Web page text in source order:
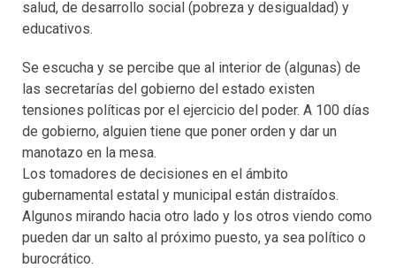
salud, de desarrollo social (pobreza y desigualdad) y
educativos.
Se escucha y se percibe que al interior de (algunas) de
las secretarías del gobierno del estado existen
tensiones políticas por el ejercicio del poder. A 100 días
de gobierno, alguien tiene que poner orden y dar un
manotazo en la mesa.
Los tomadores de decisiones en el ámbito
gubernamental estatal y municipal están distraídos.
Algunos mirando hacia otro lado y los otros viendo como
pueden dar un salto al próximo puesto, ya sea político o
burocrático.